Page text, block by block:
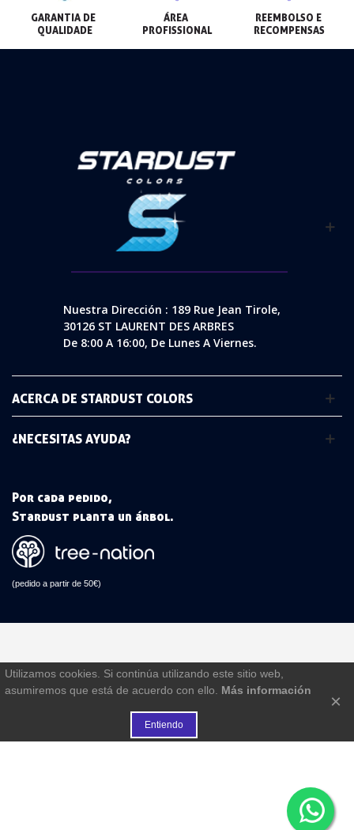
GARANTIA DE
QUALIDADE
ÁREA
PROFISSIONAL
REEMBOLSO E
RECOMPENSAS
Nuestra Dirección : 189 Rue Jean Tirole,
30126 ST LAURENT DES ARBRES
De 8:00 A 16:00, De Lunes A Viernes.
ACERCA DE STARDUST COLORS
¿NECESITAS AYUDA?
Por cada pedido,
Stardust planta un árbol.
(pedido a partir de 50€)
Utilizamos cookies. Si continúa utilizando este sitio web,
asumiremos que está de acuerdo con ello. Más información
Entiendo
×